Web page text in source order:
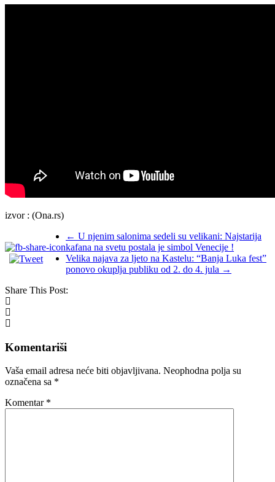
izvor : (Ona.rs)
← U njenim salonima sedeli su velikani: Najstarija
kafana na svetu postala je simbol Venecije !
Velika najava za ljeto na Kastelu: “Banja Luka fest”
ponovo okuplja publiku od 2. do 4. jula →
Share This Post:
Komentariši
Vaša email adresa neće biti objavljivana. Neophodna polja su
označena sa *
Komentar *